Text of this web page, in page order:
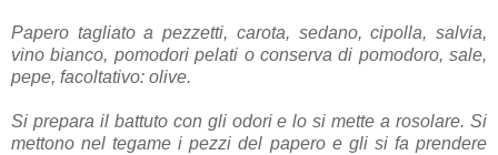
Papero tagliato a pezzetti, carota, sedano, cipolla, salvia,
vino bianco, pomodori pelati o conserva di pomodoro, sale,
pepe, facoltativo: olive.
Si prepara il battuto con gli odori e lo si mette a rosolare. Si
mettono nel tegame i pezzi del papero e gli si fa prendere